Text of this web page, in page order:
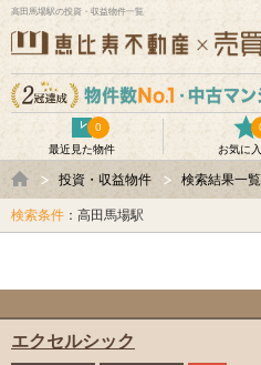
高田馬場駅の投資・収益物件一覧
最近見た物件
0
お気に
投資・収益物件 検索結果一覧
検索条件 ：高田馬場駅
エクセルシック